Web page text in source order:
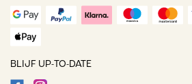
BLIJF UP-TO-DATE